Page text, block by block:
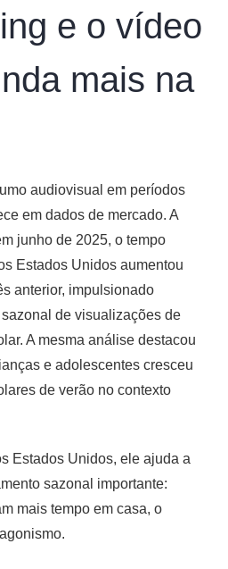
e o vídeo
mais na
audiovisual em períodos
em dados de mercado. A
junho de 2025, o tempo
Estados Unidos aumentou
anterior, impulsionado
de visualizações de
A mesma análise destacou
e adolescentes cresceu
de verão no contexto
Estados Unidos, ele ajuda a
sazonal importante:
mais tempo em casa, o